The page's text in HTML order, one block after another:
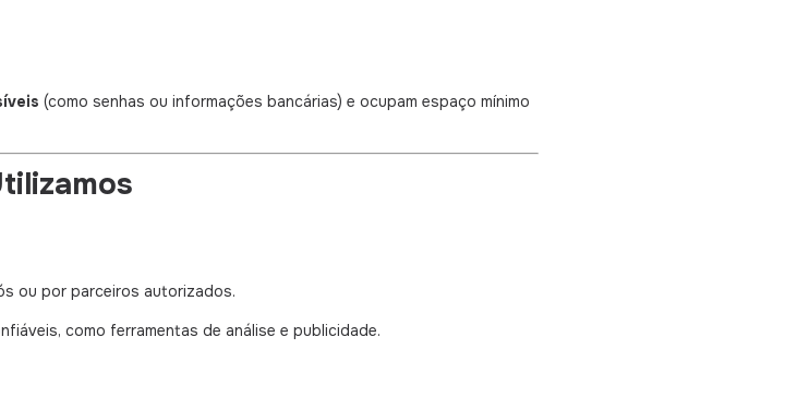
(como senhas ou informações bancárias) e ocupam espaço mínimo
ou por parceiros autorizados.
como ferramentas de análise e publicidade.